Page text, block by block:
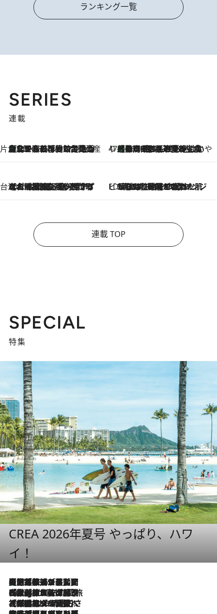
ランキング一覧
SERIES
連載
片倉真理のときめく台湾土産
2026.8.5
台北からちょっと足を延ばして嘉義へ！ マジョリカタイルの博物館で見つけたレトロ可愛い台湾土産 47都道府県の手みやげ ひんやりスイーツで夏を満喫
2026.8.5
【静岡県】この夏絶対食べたい 冷やしておいしいおやつ3選 お茶香る生食感のふるふるゼリー
台湾ぶらぶら食べ歩き
2026.8.4
【台湾夏旅】買い物するなら“台湾の原宿”西門町へ！ お土産も自分用アイテムも揃うショッピングスポット8選 ビューティいいもの集め EDITORS' BEST
2026.8.3
“落とす”時間が“癒やし”に。THREEのクレンジングは、酷暑で疲れた肌も心も整えてくれる！
連載 TOP
SPECIAL
特集
CREA 2026年夏号 やっぱり、ハワ
イ！
2026.8.5
【厳選旅コスメ】国内をあちこち移動する河井菜摘が選んだ夏旅ベストコスメ発表！「リラックスアイテムはマスト」【Mサイズジップ】
2026.8.4
【厳選旅コスメ】「紫外線＆乾燥対策しながらメイク感も！」ヘア＆メイクGeorgeが選んだ夏旅ベストコスメを発表！【Mサイズジップ】
2026.8.3
【厳選旅コスメ】「保湿もタイパ重視！」“サウナ好き”タレント清水みさとが愛用する夏旅ベストコスメを発表！【Mサイズジップ】